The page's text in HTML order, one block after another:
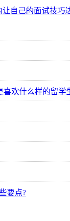
自己的面试技巧
欢什么样的留学
要点?